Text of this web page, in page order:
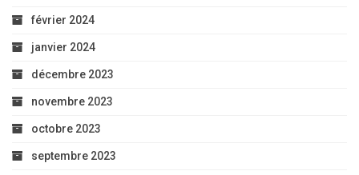
février 2024
janvier 2024
décembre 2023
novembre 2023
octobre 2023
septembre 2023